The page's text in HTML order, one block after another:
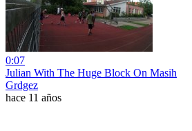
0:07
Julian With The Huge Block On Masih
Grdgez
hace 11 años